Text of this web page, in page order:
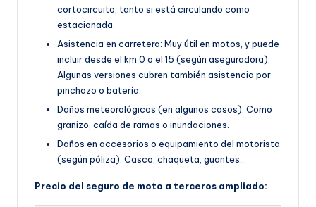
cortocircuito, tanto si está circulando como
estacionada.
Asistencia en carretera: Muy útil en motos, y puede
incluir desde el km 0 o el 15 (según aseguradora).
Algunas versiones cubren también asistencia por
pinchazo o batería.
Daños meteorológicos (en algunos casos): Como
granizo, caída de ramas o inundaciones.
Daños en accesorios o equipamiento del motorista
(según póliza): Casco, chaqueta, guantes…
Precio del seguro de moto a terceros ampliado: